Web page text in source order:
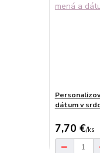
dátum v
7,70 €/ks